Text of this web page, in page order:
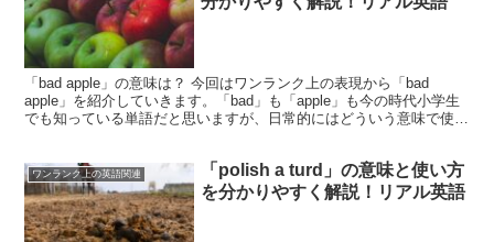
「bad apple」の意味は？ 今回はワンランク上の表現から「bad
apple」を紹介していきます。「bad」も「apple」も今の時代小学生
でも知っている単語だと思いますが、日常的にはどういう意味で使わ
ワンランク上の英語関連
「polish a turd」の意味と使い方
を分かりやすく解説！リアル英語